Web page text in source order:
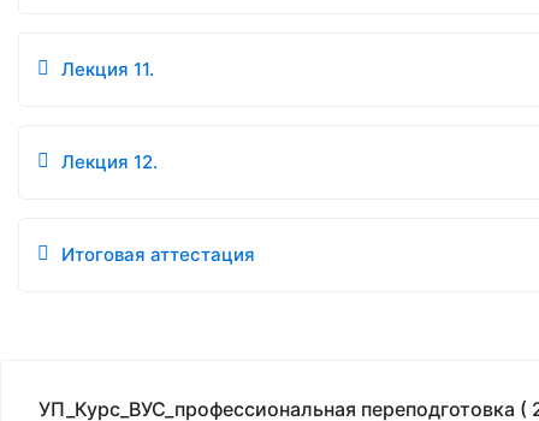
Лекция 11.
Лекция 12.
Итоговая аттестация